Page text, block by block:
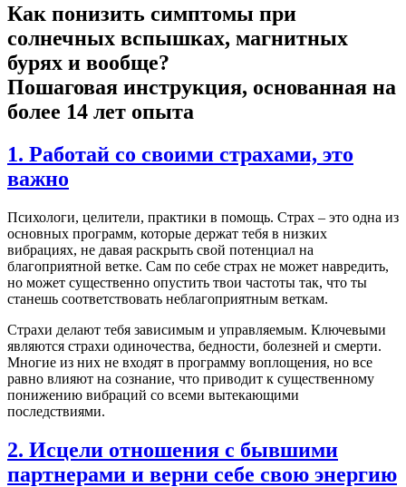
Как понизить симптомы при
солнечных вспышках, магнитных
бурях и вообще?
Пошаговая инструкция, основанная на
более 14 лет опыта
1. Работай со своими страхами, это
важно
Психологи, целители, практики в помощь. Страх – это одна из
основных программ, которые держат тебя в низких
вибрациях, не давая раскрыть свой потенциал на
благоприятной ветке. Сам по себе страх не может навредить,
но может существенно опустить твои частоты так, что ты
станешь соответствовать неблагоприятным веткам.
Страхи делают тебя зависимым и управляемым. Ключевыми
являются страхи одиночества, бедности, болезней и смерти.
Многие из них не входят в программу воплощения, но все
равно влияют на сознание, что приводит к существенному
понижению вибраций со всеми вытекающими
последствиями.
2. Исцели отношения с бывшими
партнерами и верни себе свою энергию